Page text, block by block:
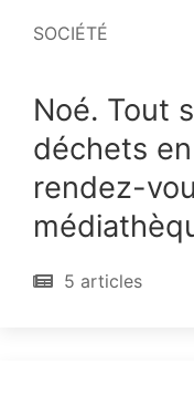
SOCIÉTÉ
Noé. Tout
déchets
rendez-
5 articles